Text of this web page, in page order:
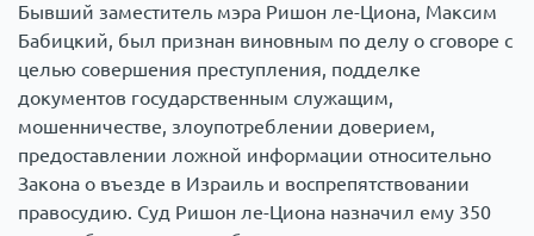
Бывший заместитель мэра Ришон ле-Циона, Максим
Бабицкий, был признан виновным по делу о сговоре с
целью совершения преступления, подделке
документов государственным служащим,
мошенничестве, злоупотреблении доверием,
предоставлении ложной информации относительно
Закона о въезде в Израиль и воспрепятствовании
правосудию. Суд Ришон ле-Циона назначил ему 350